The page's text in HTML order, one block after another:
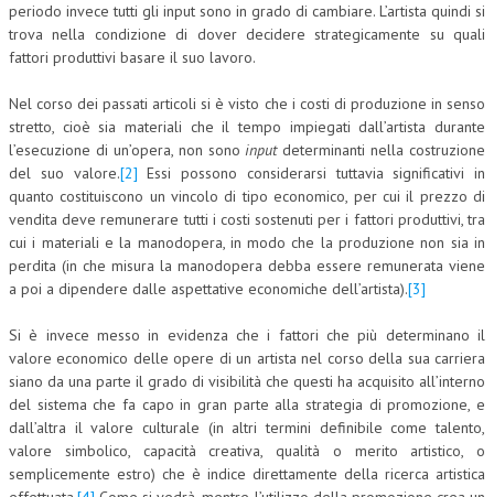
CORPORATE SOCIAL RESPONSIBILITY
ECONOMIA DELL’ARTE
INTERNAZIONALIZZAZIONE
HUMAN RESOURCES
RISORSE UMANE
MARKETING
TREASURY IN FINANCIAL SERVICES
SVILUPPO SOSTENIBILE
PERSONA E CITTÀ
L’UMANISTA
DIRITTO
periodo invece tutti gli input sono in grado di cambiare. L’artista quindi si
trova nella condizione di dover decidere strategicamente su quali
fattori produttivi basare il suo lavoro.
Nel corso dei passati articoli si è visto che i costi di produzione in senso
stretto, cioè sia materiali che il tempo impiegati dall’artista durante
l’esecuzione di un’opera, non sonoinputdeterminanti nella costruzione
del suo valore.[2] Essi possono considerarsi tuttavia significativi in
quanto costituiscono un vincolo di tipo economico, per cui il prezzo di
vendita deve remunerare tutti i costi sostenuti per i fattori produttivi, tra
cui i materiali e la manodopera, in modo che la produzione non sia in
perdita (in che misura la manodopera debba essere remunerata viene
a poi a dipendere dalle aspettative economiche dell’artista).[3]
Si è invece messo in evidenza che i fattori che più determinano il
valore economico delle opere di un artista nel corso della sua carriera
siano da una parte il grado di visibilità che questi ha acquisito all’interno
del sistema che fa capo in gran parte alla strategia di promozione, e
dall’altra il valore culturale (in altri termini definibile come talento,
valore simbolico, capacità creativa, qualità o merito artistico, o
semplicemente estro) che è indice direttamente della ricerca artistica